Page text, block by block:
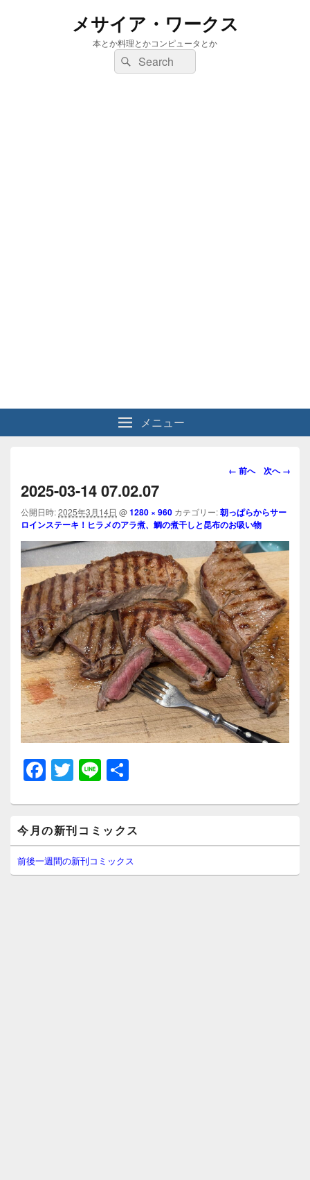
メサイア・ワークス
本とか料理とかコンピュータとか
検
索:
検
索
メニュー
画
ビ
ゲ
ー
シ
ョ
ン
← 前へ 次へ →
2025-03-14 07.02.07
公開日時:2025年3月14日 @1280 × 960 カテゴリー:朝っぱらからサー
ロインステーキ！ヒラメのアラ煮、鯛の煮干しと昆布のお吸い物
F
a
c
e
b
o
T
wi
tt
er
Li
n
e
イ
ン
サ
イ
今月の新刊コミックス
前後一週間の新刊コミックス